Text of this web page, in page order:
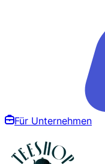
Für Unternehmen